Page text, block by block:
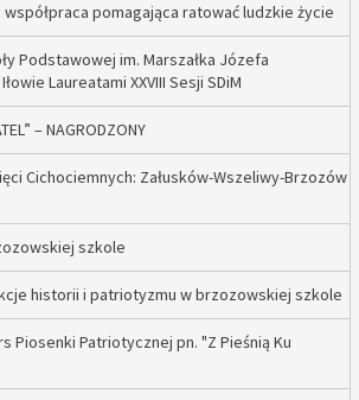
pomagająca ratować ludzkie życie
Podstawowej im. Marszałka Józefa
Laureatami XXVIII Sesji SDiM
– NAGRODZONY
Cichociemnych: Załusków-Wszeliwy-Brzozów
szkole
historii i patriotyzmu w brzozowskiej szkole
Piosenki Patriotycznej pn. "Z Pieśnią Ku